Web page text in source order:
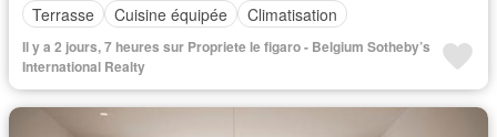
Terrasse
Cuisine équipée Climatisation
Il y a 2 jours, 7 heures sur Propriete le figaro - Belgium Sotheby’s
International Realty